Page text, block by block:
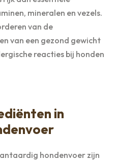
mineralen en vezels.
van de
van een gezond gewicht
reacties bij honden
in
hondenvoer zijn